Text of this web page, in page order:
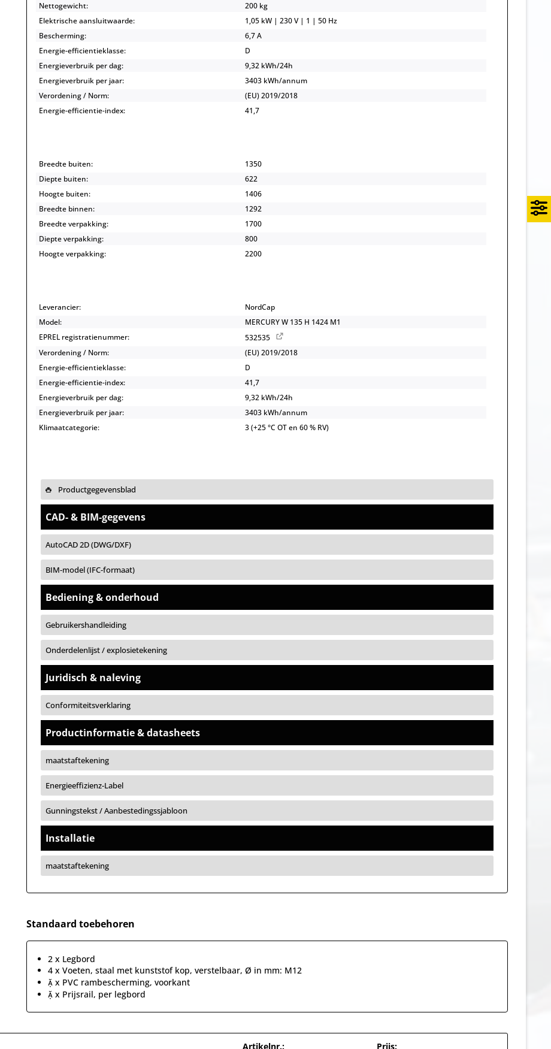
Nettogewicht:
200 kg
Elektrische aansluitwaarde:
1,05 kW | 230 V | 1 | 50 Hz
Bescherming:
6,7 A
Energie-efficientieklasse:
D
Energieverbruik per dag:
9,32 kWh/24h
Energieverbruik per jaar:
3403 kWh/annum
Verordening / Norm:
(EU) 2019/2018
Energie-efficientie-index:
41,7
Breedte buiten:
1350
Diepte buiten:
622
Hoogte buiten:
1406
Breedte binnen:
1292
Breedte verpakking:
1700
Diepte verpakking:
800
Hoogte verpakking:
2200
Leverancier:
NordCap
Model:
MERCURY W 135 H 1424 M1
EPREL registratienummer:
532535
Verordening / Norm:
(EU) 2019/2018
Energie-efficientieklasse:
D
Energie-efficientie-index:
41,7
Energieverbruik per dag:
9,32 kWh/24h
Energieverbruik per jaar:
3403 kWh/annum
Klimaatcategorie:
3 (+25 °C OT en 60 % RV)
Productgegevensblad
CAD- & BIM-gegevens
AutoCAD 2D (DWG/DXF)
BIM-model (IFC-formaat)
Bediening & onderhoud
Gebruikershandleiding
Onderdelenlijst / explosietekening
Juridisch & naleving
Conformiteitsverklaring
Productinformatie & datasheets
maatstaftekening
Energieeffizienz-Label
Gunningstekst / Aanbestedingssjabloon
Installatie
maatstaftekening
Standaard toebehoren
2 x Legbord
4 x Voeten, staal met kunststof kop, verstelbaar, Ø in mm: M12
 x PVC rambescherming, voorkant
 x Prijsrail, per legbord
Artikelnr.: Prijs: